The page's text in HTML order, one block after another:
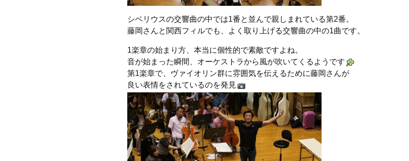
シベリウスの交響曲の中では1番と並んで親しまれている第2番。
藤岡さんと関西フィルでも、よく取り上げる交響曲の中の1曲です。
1楽章の始まり方、本当に個性的で素敵ですよね。
音が始まった瞬間、オーケストラから風が吹いてくるようです
第1楽章で、ヴァイオリン群に雰囲気を伝えるために藤岡さんが
良い表情をされているのを発見